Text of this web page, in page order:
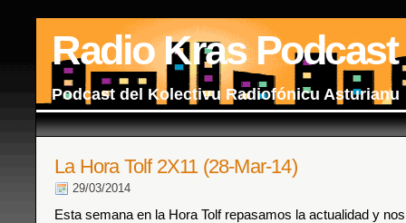
Radio Kras Podcast
Podcast del Kolectivu Radiofónicu Asturianu
La Hora Tolf 2X11 (28-Mar-14)
29/03/2014
Esta semana en la Hora Tolf repasamos la actualidad y